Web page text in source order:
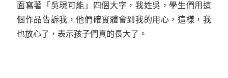
面寫著「吳現可能」四個大字，我姓吳，學生們用這
個作品告訴我，他們確實體會到我的用心，這樣，我
也放心了，表示孩子們真的長大了。